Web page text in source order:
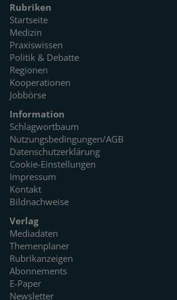
Rubriken
Startseite
Medizin
Praxiswissen
Politik & Debatte
Regionen
Kooperationen
Jobbörse
Information
Schlagwortbaum
Nutzungsbedingungen/AGB
Datenschutzerklärung
Cookie-Einstellungen
Impressum
Kontakt
Bildnachweise
Verlag
Mediadaten
Themenplaner
Rubrikanzeigen
Abonnements
E-Paper
Newsletter